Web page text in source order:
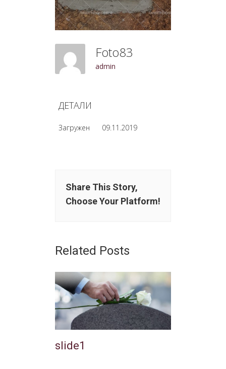
Foto83
admin
ДЕТАЛИ
Загружен 09.11.2019
Share This Story,
Choose Your Platform!
Related Posts
slide1